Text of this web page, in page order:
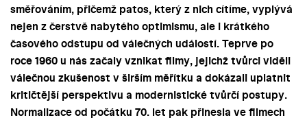
směřováním, přičemž patos, který z nich cítíme, vyplývá
nejen z čerstvě nabytého optimismu, ale i krátkého
časového odstupu od válečných událostí. Teprve po
roce 1960 u nás začaly vznikat filmy, jejichž tvůrci viděli
válečnou zkušenost v širším měřítku a dokázali uplatnit
kritičtější perspektivu a modernistické tvůrčí postupy.
Normalizace od počátku 70. let pak přinesla ve filmech